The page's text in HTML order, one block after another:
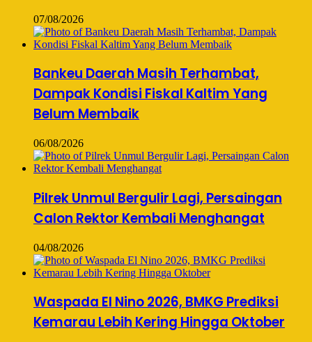
07/08/2026
Bankeu Daerah Masih Terhambat,
Dampak Kondisi Fiskal Kaltim Yang
Belum Membaik
06/08/2026
Pilrek Unmul Bergulir Lagi, Persaingan
Calon Rektor Kembali Menghangat
04/08/2026
Waspada El Nino 2026, BMKG Prediksi
Kemarau Lebih Kering Hingga Oktober